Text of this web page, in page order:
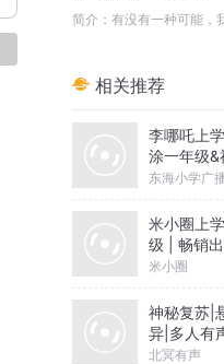
简介： 有没有一种可能，
相关推荐
李哪吒上
涂一年级&
级
东海小学广
米小圈上
级 | 畅销
米小圈
神秘复苏|
异|多人有
北冥有声